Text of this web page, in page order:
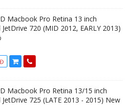
Macbook Pro Retina 13 inch
720 (MID 2012, EARLY 2013)
Macbook Pro Retina 13/15 inch
JetDrive 725 (LATE 2013 - 2015) New